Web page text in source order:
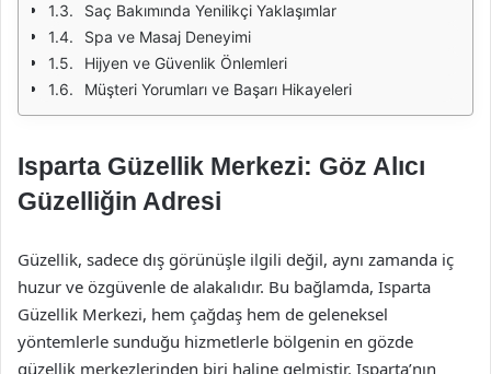
Saç Bakımında Yenilikçi Yaklaşımlar
Spa ve Masaj Deneyimi
Hijyen ve Güvenlik Önlemleri
Müşteri Yorumları ve Başarı Hikayeleri
Isparta Güzellik Merkezi: Göz Alıcı
Güzelliğin Adresi
Güzellik, sadece dış görünüşle ilgili değil, aynı zamanda iç
huzur ve özgüvenle de alakalıdır. Bu bağlamda, Isparta
Güzellik Merkezi, hem çağdaş hem de geleneksel
yöntemlerle sunduğu hizmetlerle bölgenin en gözde
güzellik merkezlerinden biri haline gelmiştir. Isparta’nın